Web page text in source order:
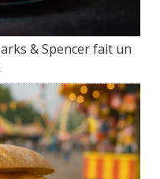
& Spencer fait un